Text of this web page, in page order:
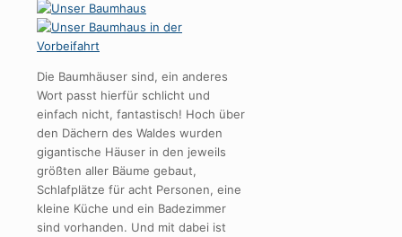
Die Baumhäuser sind, ein anderes
Wort passt hierfür schlicht und
einfach nicht, fantastisch! Hoch über
den Dächern des Waldes wurden
gigantische Häuser in den jeweils
größten aller Bäume gebaut,
Schlafplätze für acht Personen, eine
kleine Küche und ein Badezimmer
sind vorhanden. Und mit dabei ist